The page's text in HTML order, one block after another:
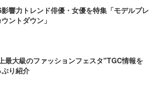
響力トレンド俳優・女優を特集「モデルプレ
ントダウン」
最大級のファッションフェスタ"TGC情報を
り紹介